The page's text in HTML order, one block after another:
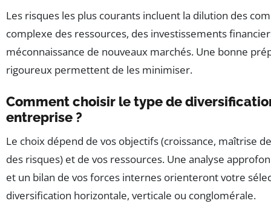
Les risques les plus courants incluent la dilution des
complexe des ressources, des investissements
méconnaissance de nouveaux marchés. Une bonne
rigoureux permettent de les minimiser.
Comment choisir le type de
entreprise ?
Le choix dépend de vos objectifs (croissance, maîtrise
des risques) et de vos ressources. Une analyse
et un bilan de vos forces internes orienteront votre
diversification horizontale, verticale ou conglomérale.